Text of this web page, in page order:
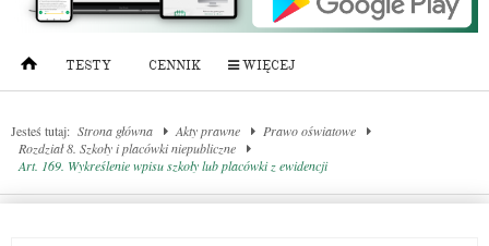
TESTY CENNIK WIĘCEJ
Jesteś tutaj: Strona główna Akty prawne
Prawo oświatowe
Rozdział 8. Szkoły i placówki niepubliczne
Art. 169. Wykreślenie wpisu szkoły lub placówki z ewidencji